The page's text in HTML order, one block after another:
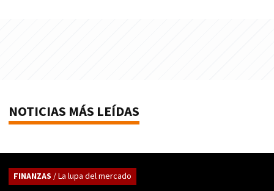
NOTICIAS MÁS LEÍDAS
FINANZAS / La lupa del mercado